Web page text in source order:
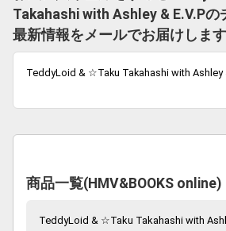
Takahashi with Ashley & E.V.Pの
最新情報をメールでお届けします
TeddyLoid & ☆Taku Takahashi with Ashley
商品一覧(HMV&BOOKS online)
TeddyLoid & ☆Taku Takahashi with